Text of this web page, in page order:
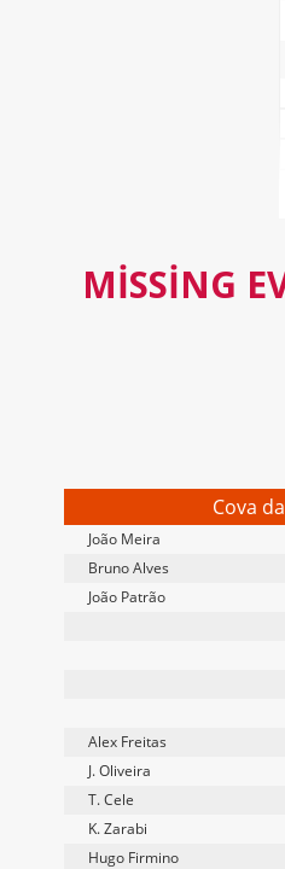
MISSING
Cova
João Meira
Bruno Alves
João Patrão
Alex Freitas
J. Oliveira
T. Cele
K. Zarabi
Hugo Firmino